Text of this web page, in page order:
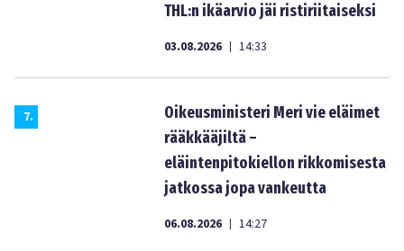
THL:n ikäarvio jäi ristiriitaiseksi
03.08.2026 | 14:33
7.
Oikeusministeri Meri vie eläimet
rääkkääjiltä –
eläintenpitokiellon rikkomisesta
jatkossa jopa vankeutta
06.08.2026 | 14:27